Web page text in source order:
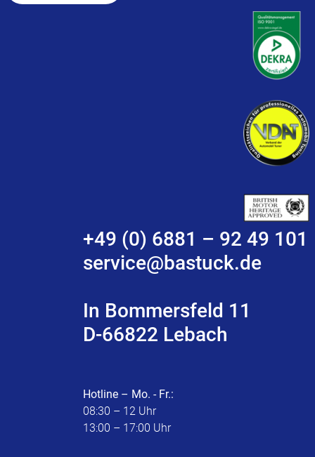
+49 (0) 6881 – 92 49 101
service@bastuck.de
In Bommersfeld 11
D-66822 Lebach
Hotline – Mo. - Fr.:
08:30 – 12 Uhr
13:00 – 17:00 Uhr